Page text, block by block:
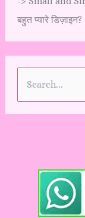
बहुत प्यारे डिज़ाइन?